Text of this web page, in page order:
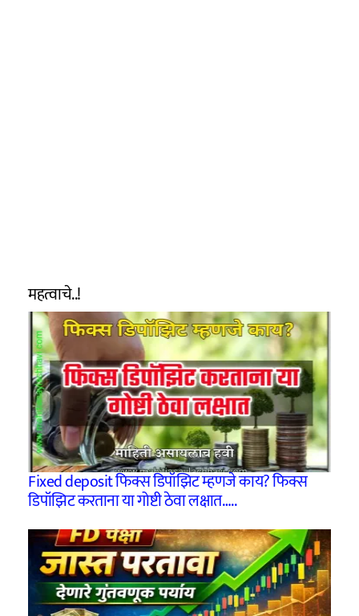
महत्वाचे..!
Fixed deposit फिक्स डिपॉझिट म्हणजे काय? फिक्स
डिपॉझिट करताना या गोष्टी ठेवा लक्षात…..